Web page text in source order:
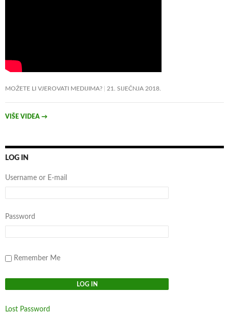
MOŽETE LI VJEROVATI MEDIJIMA? 21. SIJEČNJA 2018.
VIŠE VIDEA →
LOG IN
Username or E-mail
Password
Remember Me
Lost Password